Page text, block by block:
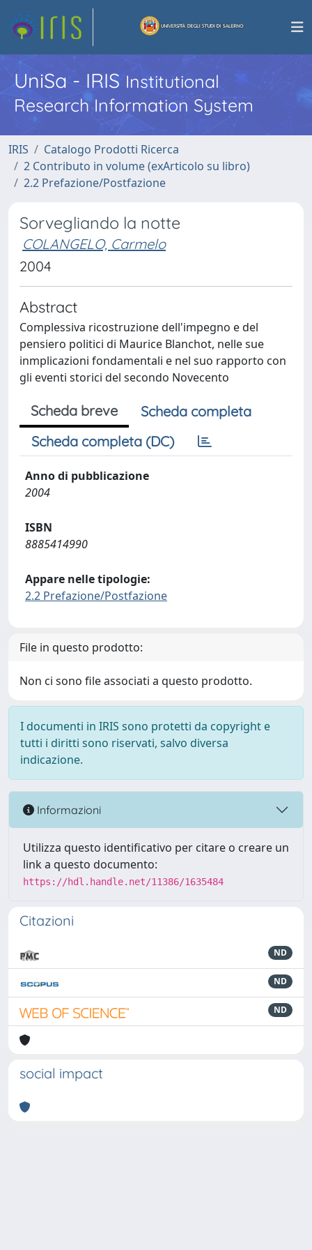
UniSa - IRISInstitutional
Research Information System
IRIS
Catalogo Prodotti Ricerca
2 Contributo in volume (exArticolo su libro)
2.2 Prefazione/Postfazione
Sorvegliando la notte
COLANGELO, Carmelo
2004
Abstract
Complessiva ricostruzione dell'impegno e del
pensiero politici di Maurice Blanchot, nelle sue
inmplicazioni fondamentali e nel suo rapporto con
gli eventi storici del secondo Novecento
Scheda breve
Scheda completa
Scheda completa (DC)
Anno di pubblicazione
2004
ISBN
8885414990
Appare nelle tipologie:
2.2 Prefazione/Postfazione
File in questo prodotto:
Non ci sono file associati a questo prodotto.
I documenti in IRIS sono protetti da copyright e
tutti i diritti sono riservati, salvo diversa
indicazione.
Informazioni
Utilizza questo identificativo per citare o creare un
link a questo documento:
https://hdl.handle.net/11386/1635484
Citazioni
ND
ND
ND
social impact